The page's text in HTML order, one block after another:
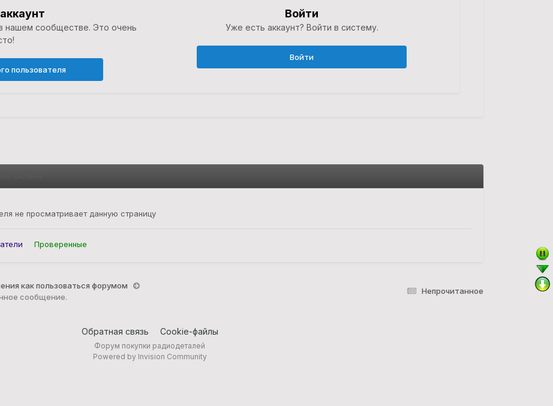
нашем сообществе. Это очень
пользователя
Войти
Уже есть аккаунт? Войти в систему.
Войти
не просматривает данную страницу
Проверенные
Непрочитанное
как пользоваться форумом
сообщение.
Обратная связь Cookie-файлы
Форум покупки радиодеталей
Powered by Invision Community